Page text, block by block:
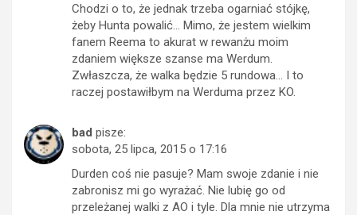
Chodzi o to, że jednak trzeba ogarniać stójkę,
żeby Hunta powalić… Mimo, że jestem wielkim
fanem Reema to akurat w rewanżu moim
zdaniem większe szanse ma Werdum.
Zwłaszcza, że walka będzie 5 rundowa… I to
raczej postawiłbym na Werduma przez KO.
bad pisze:
sobota, 25 lipca, 2015 o 17:16
Durden coś nie pasuje? Mam swoje zdanie i nie
zabronisz mi go wyrażać. Nie lubię go od
przeleżanej walki z AO i tyle. Dla mnie nie utrzyma